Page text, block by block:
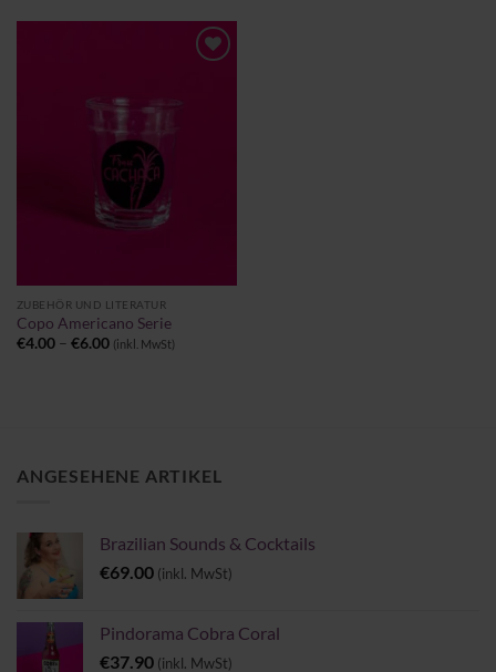
ZUBEHÖR UND LITERATUR
Copo Americano Serie
€4.00 – €6.00Preisspanne:
(inkl. MwSt)
ANGESEHENE ARTIKEL
Brazilian Sounds & Cocktails
€69.00 (inkl. MwSt)
Pindorama Cobra Coral
€37.90 (inkl. MwSt)